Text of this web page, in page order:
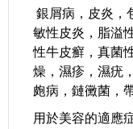
銀屑病，皮炎，
敏性皮炎，脂溢
性牛皮癬，真菌
燥，濕疹，濕疣
皰病，鏈黴菌，
用於美容的適應